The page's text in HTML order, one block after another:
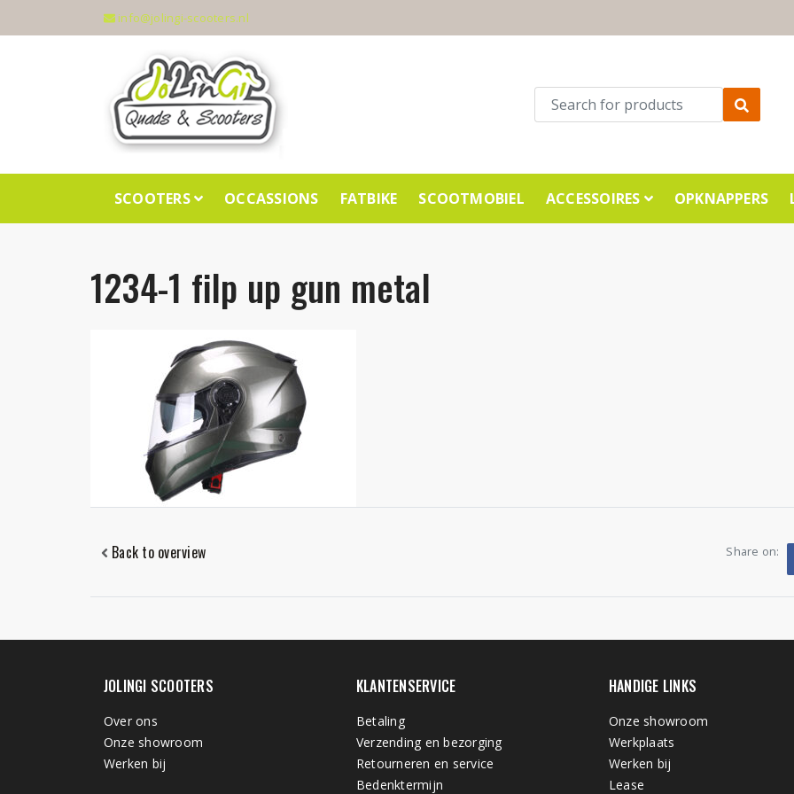
info@jolingi-scooters.nl
SCOOTERS OCCASSIONS FATBIKE SCOOTMOBIEL ACCESSOIRES OPKNAPPERS
1234-1 filp up gun metal
Back to overview Share on:
JOLINGI SCOOTERS
Over ons
Onze showroom
Werken bij
KLANTENSERVICE
Betaling
Verzending en bezorging
Retourneren en service
Bedenktermijn
HANDIGE LINKS
Onze showroom
Werkplaats
Werken bij
Lease